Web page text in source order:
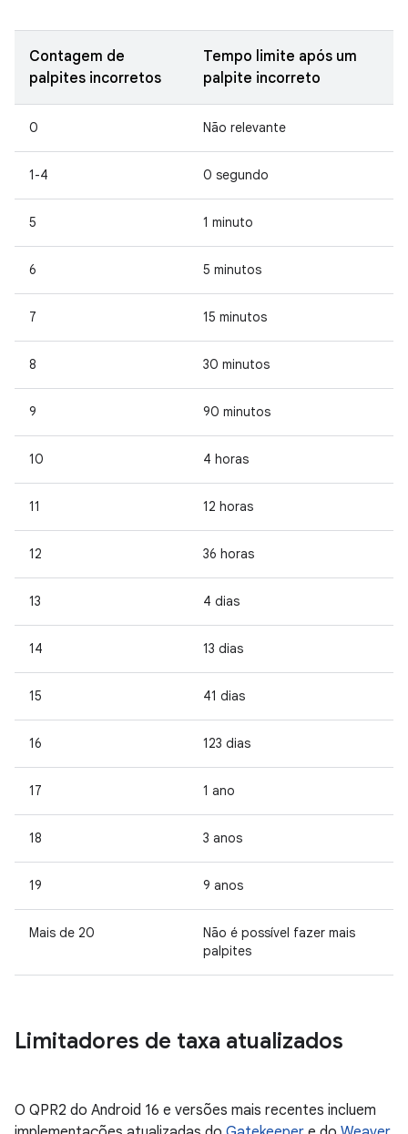
Contagem de
palpites incorretos
Tempo limite após um
palpite incorreto
0 Não relevante
1-4 0 segundo
5 1 minuto
6 5 minutos
7 15 minutos
8 30 minutos
9 90 minutos
10 4 horas
11 12 horas
12 36 horas
13 4 dias
14 13 dias
15 41 dias
16 123 dias
17 1 ano
18 3 anos
19 9 anos
Mais de 20
Não é possível fazer mais
palpites
Limitadores de taxa atualizados
O QPR2 do Android 16 e versões mais recentes incluem